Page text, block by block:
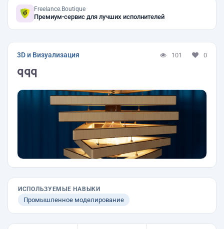
Freelance.Boutique
Премиум-сервис для лучших исполнителей
3D и Визуализация 101 0
qqq
ИСПОЛЬЗУЕМЫЕ НАВЫКИ
Промышленное моделирование